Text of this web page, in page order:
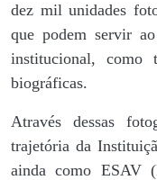
dez mil unidades
que podem servir
institucional, como
biográficas.
Através dessas
trajetória da
ainda como ESAV